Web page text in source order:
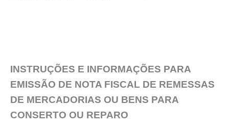
INSTRUÇÕES E INFORMAÇÕES PARA
EMISSÃO DE NOTA FISCAL DE REMESSAS
DE MERCADORIAS OU BENS PARA
CONSERTO OU REPARO